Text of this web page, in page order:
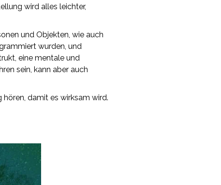
wird alles leichter,
und Objekten, wie auch
wurden, und
eine mentale und
sein, kann aber auch
damit es wirksam wird.